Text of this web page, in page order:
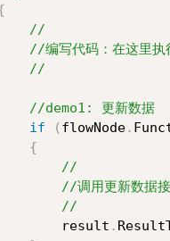
//
//编写代码：在这里执
//
//demo1: 更新数据
if
( flowNode.
{
//
//调用更新数据
//
result
.